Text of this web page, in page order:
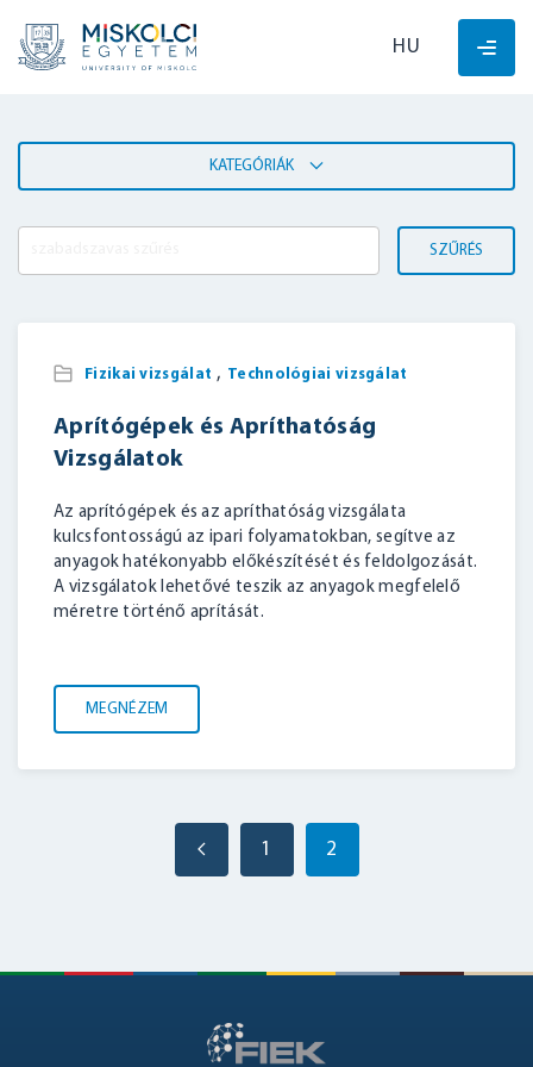
HU
KATEGÓRIÁK
SZŰRÉS
Fizikai vizsgálat , Technológiai vizsgálat
Aprítógépek és Apríthatóság
Vizsgálatok
Az aprítógépek és az apríthatóság vizsgálata
kulcsfontosságú az ipari folyamatokban, segítve az
anyagok hatékonyabb előkészítését és feldolgozását.
A vizsgálatok lehetővé teszik az anyagok megfelelő
méretre történő aprítását.
MEGNÉZEM
1 2